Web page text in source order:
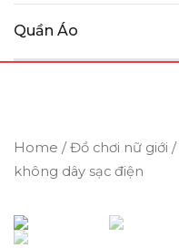
Quần Áo
Home /Đồ chơi nữ giới /
không dây sạc điện